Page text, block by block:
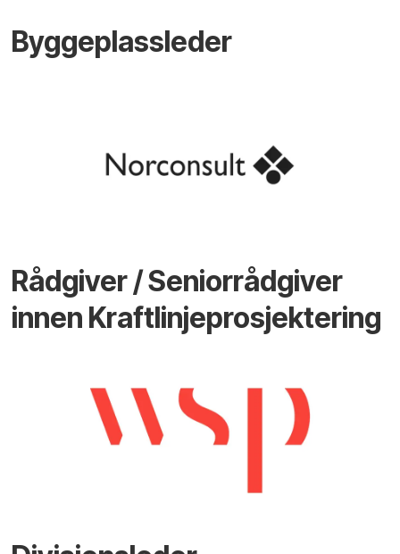
Byggeplassleder
Rådgiver / Seniorrådgiver
innen Kraftlinjeprosjektering